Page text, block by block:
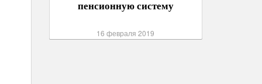
пенсионную систему
16 февраля 2019